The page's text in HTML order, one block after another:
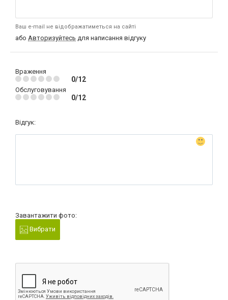
Ваш e-mail не відображатиметься на сайті
або Авторизуйтесь для написання відгуку
Враження
0/12
Обслуговування
0/12
Відгук:
Завантажити фото:
Вибрати